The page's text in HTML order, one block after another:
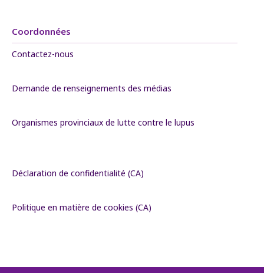
Coordonnées
Contactez-nous
Demande de renseignements des médias
Organismes provinciaux de lutte contre le lupus
Déclaration de confidentialité (CA)
Politique en matière de cookies (CA)